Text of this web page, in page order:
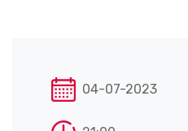
04-07-2023